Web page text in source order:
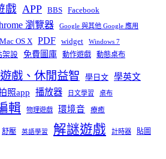
戲 APP BBS Facebook
瀏覽器 Google 與其他 Google 應用
Mac OS X PDF widget Windows 7
架設 免費圖庫 動作遊戲 動態桌布
戲、休閒益智 學日文 學英文
照app 播放器 日文學習 桌布
輯 物理遊戲 環境音 療癒
舒壓 英語學習 解謎遊戲 計時器
貼圖